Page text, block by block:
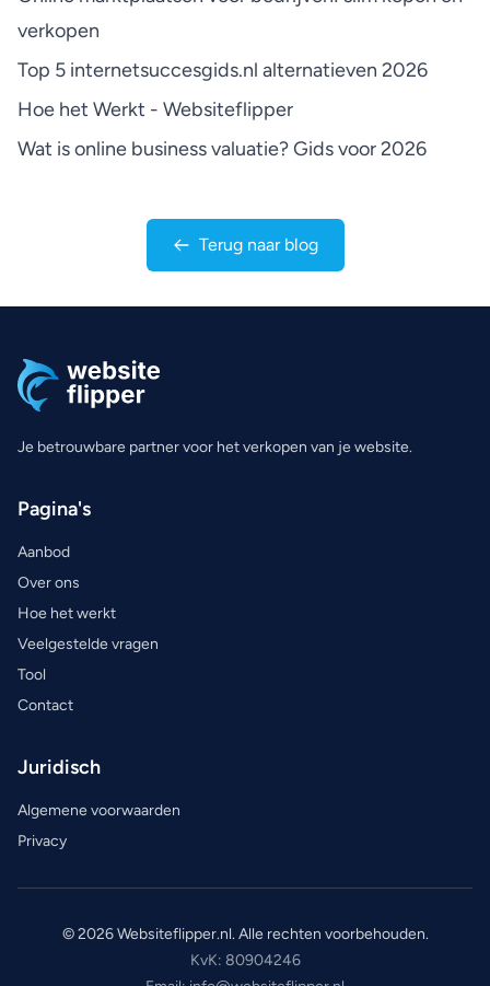
verkopen
Top 5 internetsuccesgids.nl alternatieven 2026
Hoe het Werkt - Websiteflipper
Wat is online business valuatie? Gids voor 2026
Terug naar blog
Je betrouwbare partner voor het verkopen van je website.
Pagina's
Aanbod
Over ons
Hoe het werkt
Veelgestelde vragen
Tool
Contact
Juridisch
Algemene voorwaarden
Privacy
© 2026 Websiteflipper.nl. Alle rechten voorbehouden.
KvK: 80904246